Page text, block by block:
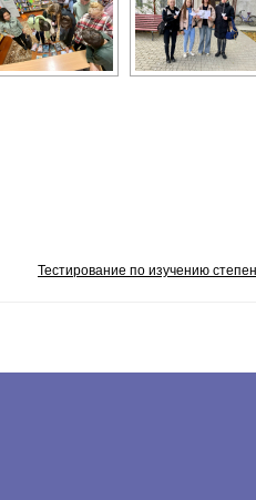
Тестирование по изучению